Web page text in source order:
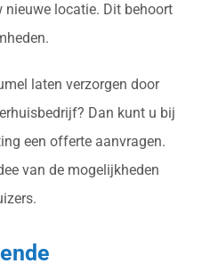
nieuwe locatie. Dit behoort
laten verzorgen door
Dan kunt u bij
een offerte aanvragen.
van de mogelijkheden